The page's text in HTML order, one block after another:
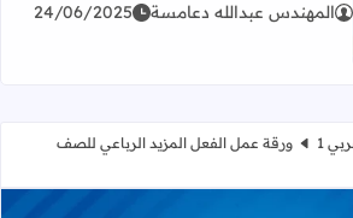
عن مطلوب موظفة إدارية وموارد بشرية
المهندس عبدالله دعامسة 24/06/2025
1
ورقة عمل الفعل المزيد الرباعي للصف